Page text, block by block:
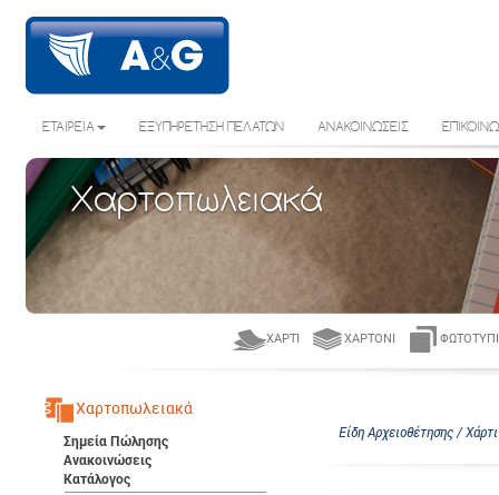
ΕΤΑΙΡΕΙΑ ΕΞΥΠΗΡΕΤΗΣΗ ΠΕΛΑΤΩΝ ΑΝΑΚΟΙΝΩΣΕΙΣ
Χαρτοπωλειακά
ΧΑΡΤΊ ΧΑΡΤΌΝΙ
Χαρτοπωλειακά
Σημεία Πώλησης
Ανακοινώσεις
Κατάλογος
Είδη Αρχειοθέτησης /